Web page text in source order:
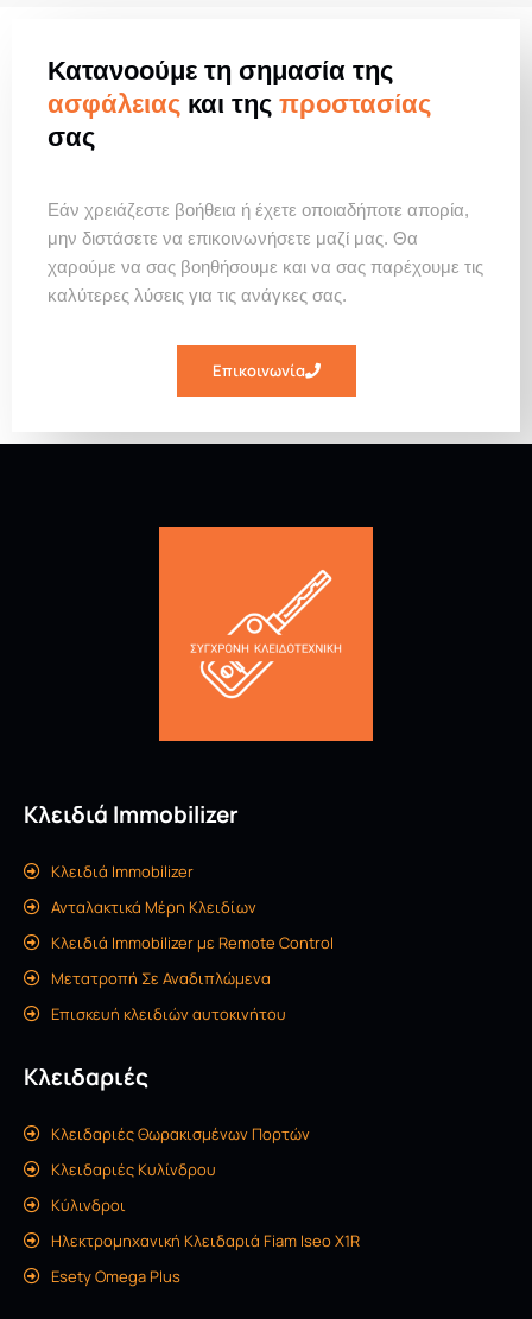
Κατανοούμε τη σημασία της
ασφάλειας και της προστασίας
σας
Εάν χρειάζεστε βοήθεια ή έχετε οποιαδήποτε απορία,
μην διστάσετε να επικοινωνήσετε μαζί μας. Θα
χαρούμε να σας βοηθήσουμε και να σας παρέχουμε τις
καλύτερες λύσεις για τις ανάγκες σας.
Επικοινωνία
Κλειδιά Immobilizer
Κλειδιά Immobilizer
Ανταλακτικά Μέρη Κλειδίων
Κλειδιά Immobilizer με Remote Control
Μετατροπή Σε Αναδιπλώμενα
Επισκευή κλειδιών αυτοκινήτου
Κλειδαριές
Κλειδαριές Θωρακισμένων Πορτών
Kλειδαριές Kυλίνδρου
Κύλινδροι
Ηλεκτρομηχανική Κλειδαριά Fiam Iseo X1R
Esety Omega Plus